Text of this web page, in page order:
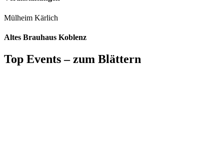
Mülheim Kärlich
Altes Brauhaus Koblenz
Top Events – zum Blättern